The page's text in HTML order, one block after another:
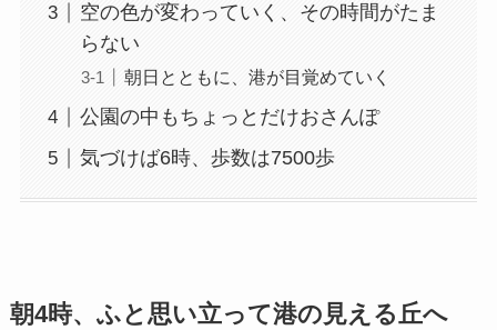
空の色が変わっていく、その時間がたま
らない
朝日とともに、港が目覚めていく
公園の中もちょっとだけおさんぽ
気づけば6時、歩数は7500歩
朝4時、ふと思い立って港の見える丘へ